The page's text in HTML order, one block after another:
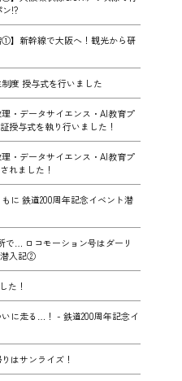
!?
①】新幹線で大阪へ！観光から研
度 授与式を行いました
・データサイエンス・AI教育プ
授与式を執り行いました！
・データサイエンス・AI教育プ
れました！
に 鉄道200周年記念イベント潜
で… ロコモーション号はダーリ
潜入記②
た！
に走る…！ - 鉄道200周年記念イ
はサンライズ！